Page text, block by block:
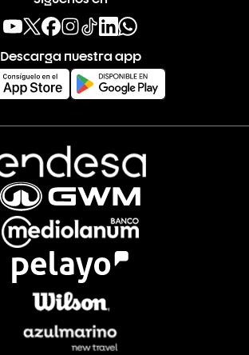
Descarga nuestra app